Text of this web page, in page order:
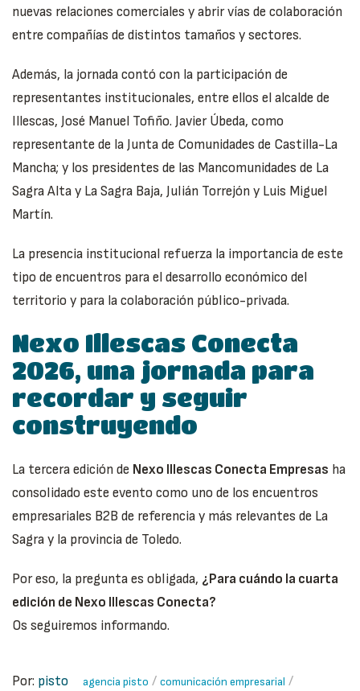
nuevas relaciones comerciales y abrir vías de colaboración
entre compañías de distintos tamaños y sectores.
Además, la jornada contó con la participación de
representantes institucionales, entre ellos el alcalde de
Illescas, José Manuel Tofiño. Javier Úbeda, como
representante de la Junta de Comunidades de Castilla-La
Mancha; y los presidentes de las Mancomunidades de La
Sagra Alta y La Sagra Baja, Julián Torrejón y Luis Miguel
Martín.
La presencia institucional refuerza la importancia de este
tipo de encuentros para el desarrollo económico del
territorio y para la colaboración público-privada.
Nexo Illescas Conecta
2026, una jornada para
recordar y seguir
construyendo
La tercera edición de Nexo Illescas Conecta Empresas ha
consolidado este evento como uno de los encuentros
empresariales B2B de referencia y más relevantes de La
Sagra y la provincia de Toledo.
Por eso, la pregunta es obligada, ¿Para cuándo la cuarta
edición de Nexo Illescas Conecta?
Os seguiremos informando.
Por: pisto agencia pisto / comunicación empresarial /